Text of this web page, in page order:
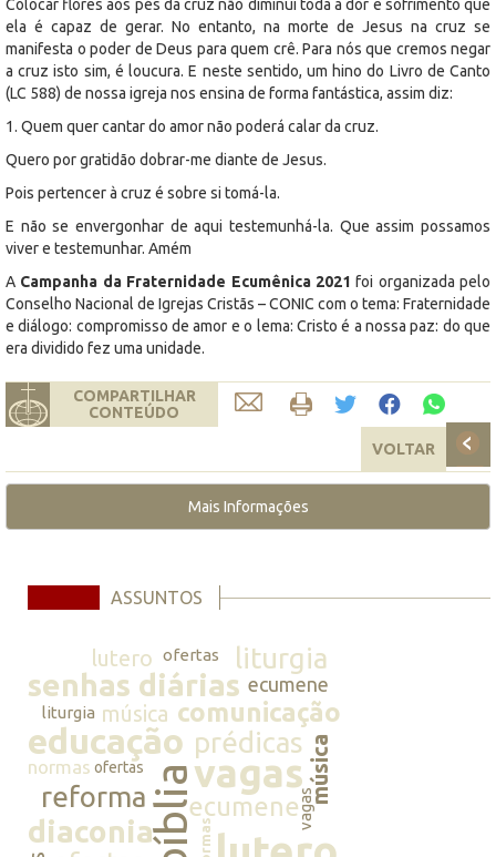
Colocar flores aos pés da cruz não diminui toda a dor e sofrimento que
ela é capaz de gerar. No entanto, na morte de Jesus na cruz se
manifesta o poder de Deus para quem crê. Para nós que cremos negar
a cruz isto sim, é loucura. E neste sentido, um hino do Livro de Canto
(LC 588) de nossa igreja nos ensina de forma fantástica, assim diz:
1. Quem quer cantar do amor não poderá calar da cruz.
Quero por gratidão dobrar-me diante de Jesus.
Pois pertencer à cruz é sobre si tomá-la.
E não se envergonhar de aqui testemunhá-la. Que assim possamos
viver e testemunhar. Amém
A Campanha da Fraternidade Ecumênica 2021 foi organizada pelo
Conselho Nacional de Igrejas Cristãs – CONIC com o tema: Fraternidade
e diálogo: compromisso de amor e o lema: Cristo é a nossa paz: do que
era dividido fez uma unidade.
COMPARTILHAR
CONTEÚDO
VOLTAR
Mais Informações
ASSUNTOS
lutero ofertas liturgia
senhas diárias ecumene
liturgia música comunicação
educação prédicasmúsica
normas ofertasbíbliavagas
reforma
diaconia
ecumenevagas
normas